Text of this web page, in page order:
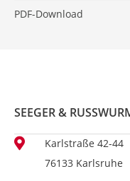
Hausverkauf Karlsruhe
PDF-Download
SEEGER &
Karlstraße 42-44
76133 Karlsruhe